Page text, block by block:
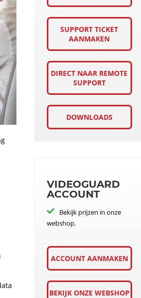
SUPPORT TICKET
AANMAKEN
DIRECT NAAR REMOTE
SUPPORT
DOWNLOADS
VIDEOGUARD
ACCOUNT
Bekijk prijzen in onze
webshop.
ACCOUNT AANMAKEN
BEKIJK ONZE WEBSHOP